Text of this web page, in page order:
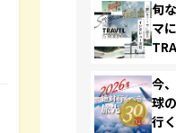
旬
マ
今
球
行